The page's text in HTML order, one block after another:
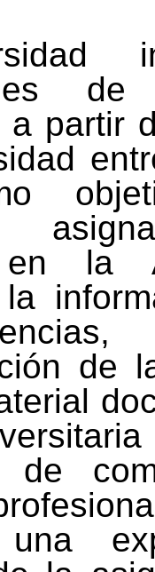
a partir
en la
de
de
una